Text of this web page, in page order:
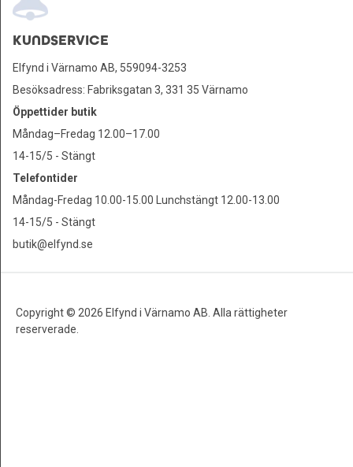
KUNDSERVICE
Elfynd i Värnamo AB, 559094-3253
Besöksadress: Fabriksgatan 3, 331 35 Värnamo
Öppettider butik
Måndag–Fredag 12.00–17.00
14-15/5 - Stängt
Telefontider
Måndag-Fredag 10.00-15.00 Lunchstängt 12.00-13.00
14-15/5 - Stängt
butik@elfynd.se
Copyright © 2026 Elfynd i Värnamo AB. Alla rättigheter
reserverade.